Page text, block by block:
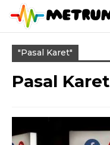
"pasal Karet"
Pasal Karet